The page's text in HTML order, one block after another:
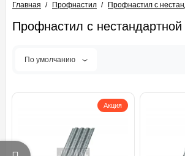
Главная Профнастил Профнастил с
Профнастил с
По умолчанию
Акция